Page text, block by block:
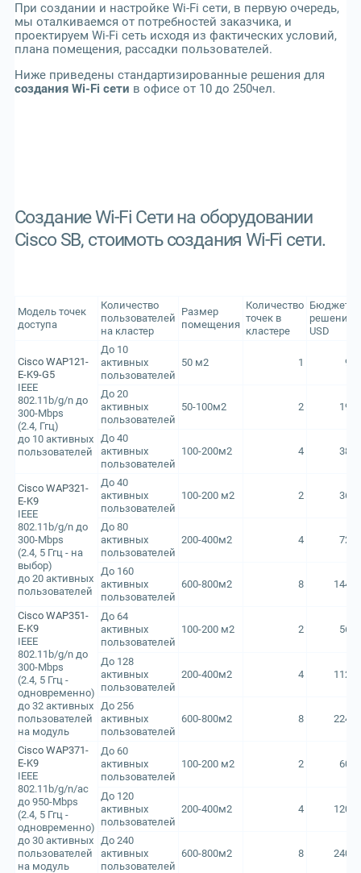
При создании и настройке Wi-Fi сети, в первую очередь,
мы оталкиваемся от потребностей заказчика, и
проектируем Wi-Fi сеть исходя из фактических условий,
плана помещения, рассадки пользователей.
Ниже приведены стандартизированные решения для
создания Wi-Fi сети в офисе от 10 до 250чел.
Создание Wi-Fi Сети на оборудовании
Cisco SB, стоимоть создания Wi-Fi сети.
Модель точек
доступа
Количество
пользователей
на кластер
Размер
помещения
Количество
точек в
кластере
Бюджет
решения,
USD
Cisco WAP121-
E-K9-G5
IEEE
802.11b/g/n до
300-Mbps
(2.4, Ггц)
до 10 активных
пользователей
До 10
активных
пользователей
50 м2 1 95
До 20
активных
пользователей
50-100м2 2 190
До 40
активных
пользователей
100-200м2 4 380
Cisco WAP321-
E-K9
IEEE
802.11b/g/n до
300-Mbps
(2.4, 5 Ггц - на
выбор)
до 20 активных
пользователей
До 40
активных
пользователей
100-200 м2 2 360
До 80
активных
пользователей
200-400м2 4 720
До 160
активных
пользователей
600-800м2 8 1440
Cisco WAP351-
E-K9
IEEE
802.11b/g/n до
300-Mbps
(2.4, 5 Ггц -
одновременно)
до 32 активных
пользователей
на модуль
До 64
активных
пользователей
100-200 м2 2 560
До 128
активных
пользователей
200-400м2 4 1120
До 256
активных
пользователей
600-800м2 8 2240
Cisco WAP371-
E-K9
IEEE
802.11b/g/n/ac
до 950-Mbps
(2.4, 5 Ггц -
одновременно)
до 30 активных
пользователей
на модуль
До 60
активных
пользователей
100-200 м2 2 600
До 120
активных
пользователей
200-400м2 4 1200
До 240
активных
пользователей
600-800м2 8 2400